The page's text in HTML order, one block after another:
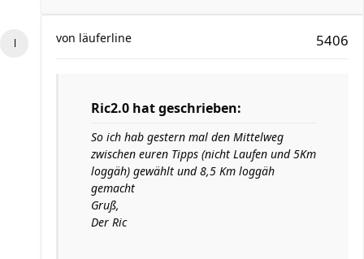
5406
von läuferline
Ric2.0 hat geschrieben:
So ich hab gestern mal den Mittelweg
zwischen euren Tipps (nicht Laufen und 5Km
loggäh) gewählt und 8,5 Km loggäh
gemacht
Gruß,
Der Ric